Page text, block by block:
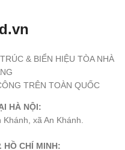
& BIỂN HIỆU TÒA NHÀ
TRÊN TOÀN QUỐC
HÀ NỘI:
xã An Khánh.
HỒ CHÍ MINH: